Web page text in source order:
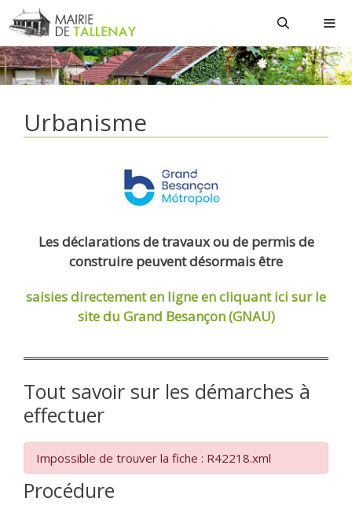
Aller
au
contenu
Urbanisme
Les déclarations de travaux ou de permis de
construire peuvent désormais être
saisies directement en ligneen cliquant ici sur le
site du Grand Besançon (GNAU)
Tout savoir sur les démarches à
effectuer
Impossible de trouver la fiche : R42218.xml
Procédure